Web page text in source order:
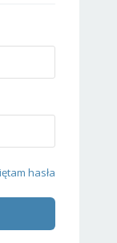
hasła